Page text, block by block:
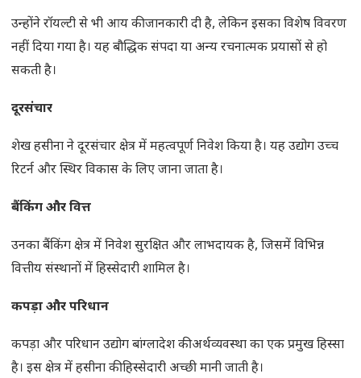
उन्होंने रॉयल्टी से भी आय की जानकारी दी है, लेकिन इसका विशेष विवरण
नहीं दिया गया है। यह बौद्धिक संपदा या अन्य रचनात्मक प्रयासों से हो
सकती है।
दूरसंचार
शेख हसीना ने दूरसंचार क्षेत्र में महत्वपूर्ण निवेश किया है। यह उद्योग उच्च
रिटर्न और स्थिर विकास के लिए जाना जाता है।
बैंकिंग और वित्त
उनका बैंकिंग क्षेत्र में निवेश सुरक्षित और लाभदायक है, जिसमें विभिन्न
वित्तीय संस्थानों में हिस्सेदारी शामिल है।
कपड़ा और परिधान
कपड़ा और परिधान उद्योग बांग्लादेश की अर्थव्यवस्था का एक प्रमुख हिस्सा
है। इस क्षेत्र में हसीना की हिस्सेदारी अच्छी मानी जाती है।